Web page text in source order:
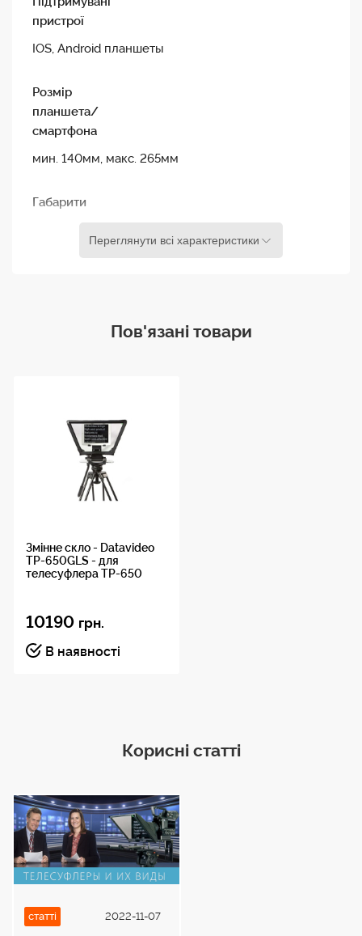
Якість зображення: Чітке скло для ідеальної
пристрої
IOS, Android планшеты
Розмір
планшета/
смартфона
мин. 140мм, макс. 265мм
Габарити
Переглянути всі характеристики
Пов'язані товари
Змінне скло - Datavideo
TP-650GLS - для
телесуфлера TP-650
10190 грн.
В наявності
Корисні статті
статті 2022-11-07